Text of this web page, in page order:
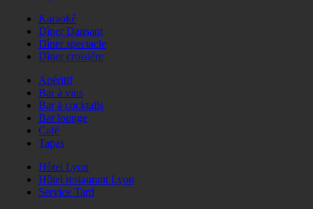
Karaoké
Dîner Dansant
Dîner spectacle
Dîner croisière
Apéritif
Bar à vins
Bar à cocktails
Bar lounge
Café
Tapas
Hôtel Lyon
Hôtel restaurant Lyon
Service Tard